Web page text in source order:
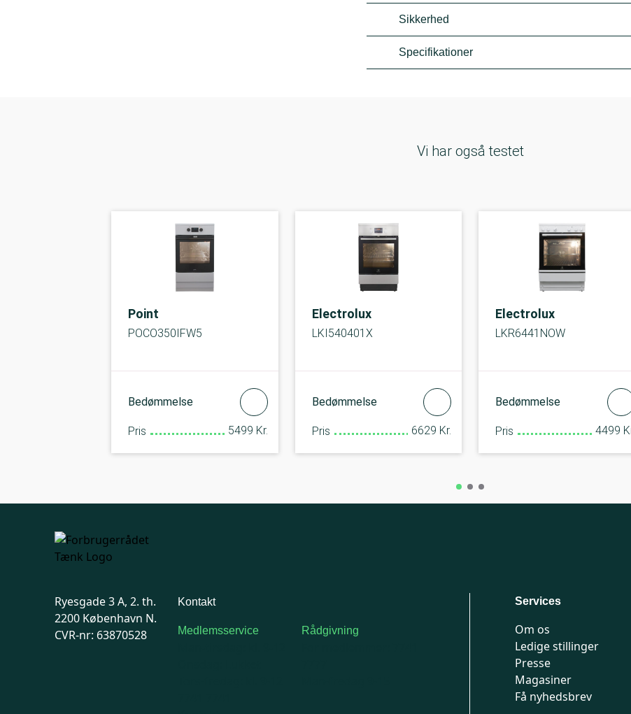
Sikkerhed
Specifikationer
Vi har også testet
Point
POCO350IFW5
Bedømmelse
Pris 5499 Kr.
Electrolux
LKI540401X
Bedømmelse
Pris 6629 Kr.
Electrolux
LKR6441NOW
Bedømmelse
Pris 4499
Ryesgade 3 A, 2. th.
2200 København N.
CVR-nr: 63870528
Kontakt
Medlemsservice Rådgivning
Services
Om os
Ledige stillinger
Presse
Magasiner
Få nyhedsbrev